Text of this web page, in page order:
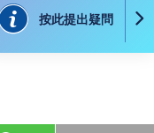
課程，請填妥
按此提出疑問
折